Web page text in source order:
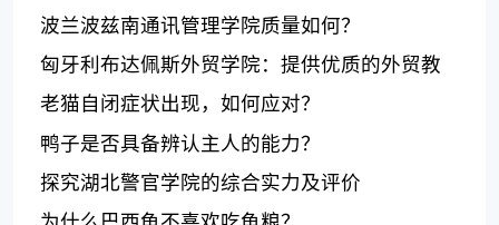
研究概况
波兰波兹南通讯管理学院质量如何？
匈牙利布达佩斯外贸学院：提供优质的外贸教
育和培训服务
老猫自闭症状出现，如何应对？
鸭子是否具备辨认主人的能力？
探究湖北警官学院的综合实力及评价